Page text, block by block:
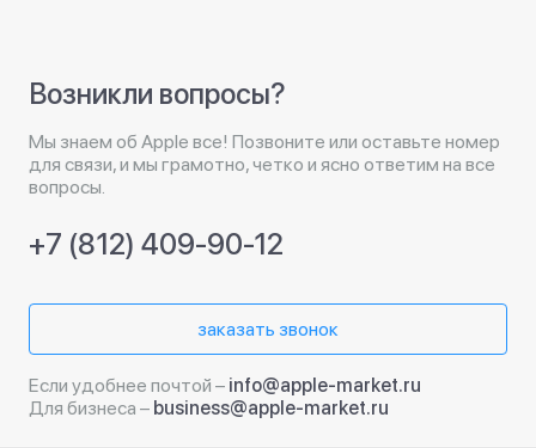
Возникли вопросы?
Мы знаем об Apple все! Позвоните или оставьте номер
для связи, и мы грамотно, четко и ясно ответим на все
вопросы.
+7 (812) 409-90-12
заказать звонок
Если удобнее почтой – info@apple-market.ru
Для бизнеса – business@apple-market.ru